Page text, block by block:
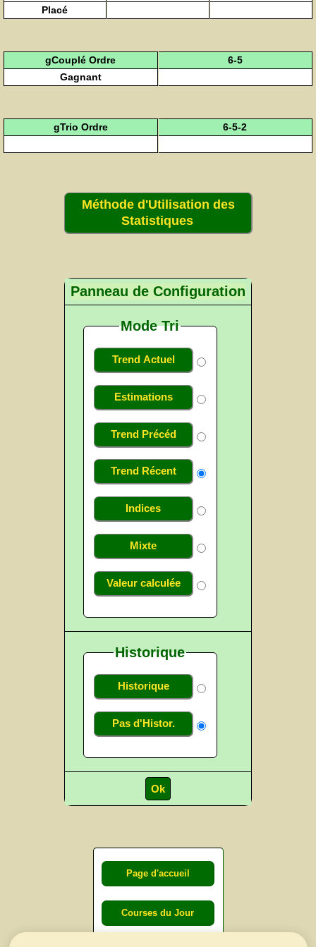
Placé
gCouplé Ordre
6-5
Gagnant
gTrio Ordre 6-5-2
Méthode d'Utilisation des
Statistiques
Panneau de Configuration
Mode Tri
Trend Actuel
Estimations
Trend Précéd
Trend Récent
Indices
Mixte
Valeur calculée
Historique
Historique
Pas d'Histor.
Page d'accueil
Courses du Jour